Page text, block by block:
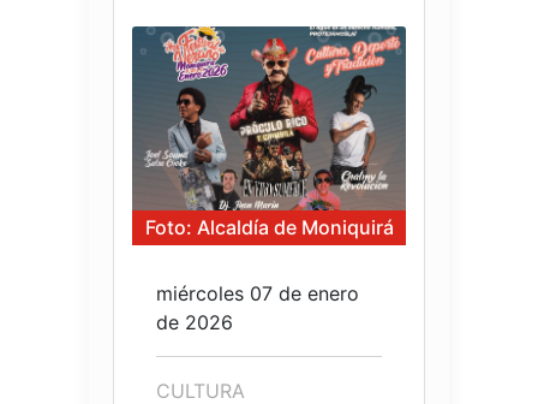
Foto: Alcaldía de Moniquirá
miércoles 07 de enero
de 2026
CULTURA